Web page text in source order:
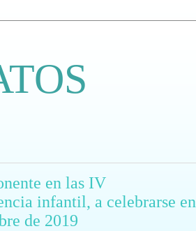
en las IV
infantil, a celebrarse en
de 2019